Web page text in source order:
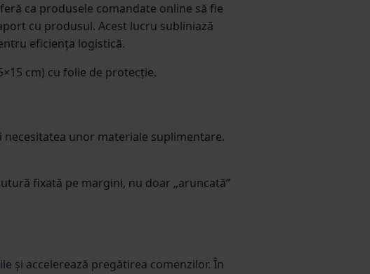
ca produsele comandate online să fie
cu produsul. Acest lucru subliniază
eficiența logistică.
cm) cu folie de protecție.
unor materiale suplimentare.
fixată pe margini, nu doar „aruncată”
și accelerează pregătirea comenzilor. În